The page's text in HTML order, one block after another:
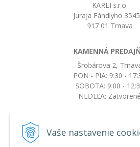
Vaše nastavenie
KARLI s.r.o.
Juraja Fándlyho
917 01 Trnava
KAMENNÁ
Šrobárova 2,
PON - PIA: 9:30 -
SOBOTA: 9:00 -
NEDEĽA: Zatvorené